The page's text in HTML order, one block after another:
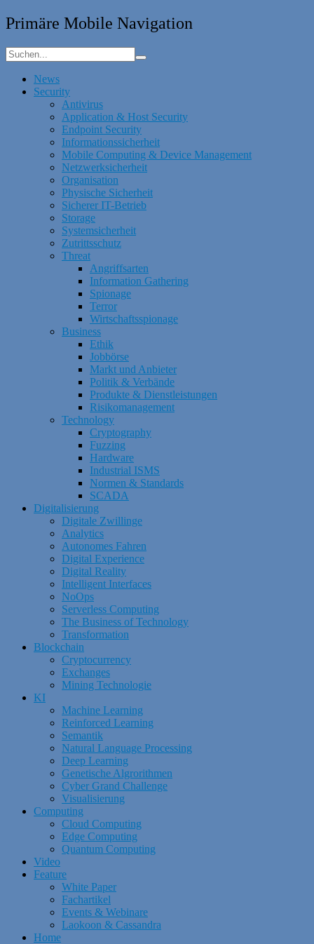
Primäre Mobile Navigation
News
Security
Antivirus
Application & Host Security
Endpoint Security
Informationssicherheit
Mobile Computing & Device Management
Netzwerksicherheit
Organisation
Physische Sicherheit
Sicherer IT-Betrieb
Storage
Systemsicherheit
Zutrittsschutz
Threat
Angriffsarten
Information Gathering
Spionage
Terror
Wirtschaftsspionage
Business
Ethik
Jobbörse
Markt und Anbieter
Politik & Verbände
Produkte & Dienstleistungen
Risikomanagement
Technology
Cryptography
Fuzzing
Hardware
Industrial ISMS
Normen & Standards
SCADA
Digitalisierung
Digitale Zwillinge
Analytics
Autonomes Fahren
Digital Experience
Digital Reality
Intelligent Interfaces
NoOps
Serverless Computing
The Business of Technology
Transformation
Blockchain
Cryptocurrency
Exchanges
Mining Technologie
KI
Machine Learning
Reinforced Learning
Semantik
Natural Language Processing
Deep Learning
Genetische Algrorithmen
Cyber Grand Challenge
Visualisierung
Computing
Cloud Computing
Edge Computing
Quantum Computing
Video
Feature
White Paper
Fachartikel
Events & Webinare
Laokoon & Cassandra
Home